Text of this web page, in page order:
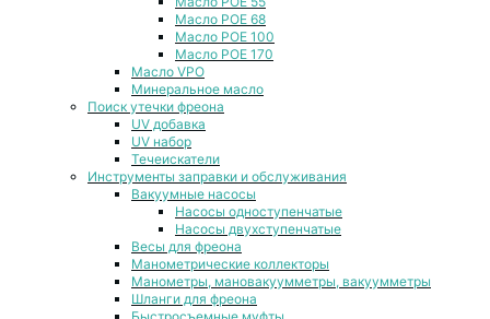
Масло POE 68
Масло POE 100
Масло POE 170
Масло VPO
Минеральное масло
Поиск утечки фреона
UV добавка
UV набор
Течеискатели
Инструменты заправки и обслуживания
Вакуумные насосы
Насосы одноступенчатые
Насосы двухступенчатые
Весы для фреона
Манометрические коллекторы
Манометры, мановакуумметры, вакуумметры
Шланги для фреона